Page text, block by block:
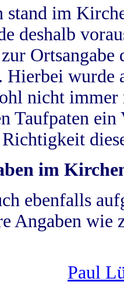
stand im
deshalb
Hierbei wurde
nicht
Taufpaten
im
ebenfalls
Angaben wie
Paul